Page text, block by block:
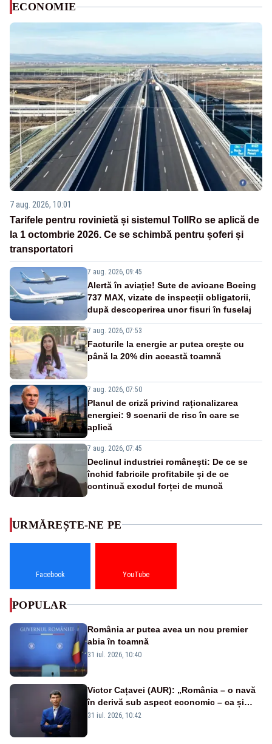
ECONOMIE
7 aug. 2026, 10:01
Tarifele pentru rovinietă și sistemul TollRo se aplică de
la 1 octombrie 2026. Ce se schimbă pentru șoferi și
transportatori
7 aug. 2026, 09:45
Alertă în aviație! Sute de avioane Boeing
737 MAX, vizate de inspecții obligatorii,
după descoperirea unor fisuri în fuselaj
7 aug. 2026, 07:53
Facturile la energie ar putea crește cu
până la 20% din această toamnă
7 aug. 2026, 07:50
Planul de criză privind raționalizarea
energiei: 9 scenarii de risc în care se
aplică
7 aug. 2026, 07:45
Declinul industriei românești: De ce se
închid fabricile profitabile și de ce
continuă exodul forței de muncă
URMĂREȘTE-NE PE
Facebook YouTube
POPULAR
România ar putea avea un nou premier
abia în toamnă
31 iul. 2026, 10:40
Victor Cațavei (AUR): „România – o navă
în derivă sub aspect economic – ca și
rezultat al guvernărilor din ultimii 36 de
31 iul. 2026, 10:42